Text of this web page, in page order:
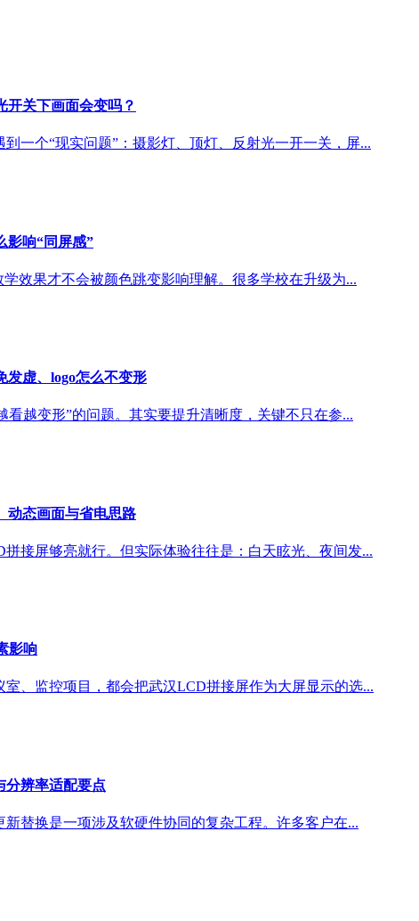
开关下画面会变吗？
一个“现实问题”：摄影灯、顶灯、反射光一开一关，屏...
影响“同屏感”
效果才不会被颜色跳变影响理解。很多学校在升级为...
发虚、logo怎么不变形
越变形”的问题。其实要提升清晰度，关键不只在参...
动态画面与省电思路
接屏够亮就行。但实际体验往往是：白天眩光、夜间发...
影响
、监控项目，都会把武汉LCD拼接屏作为大屏显示的选...
分辨率适配要点
替换是一项涉及软硬件协同的复杂工程。许多客户在...